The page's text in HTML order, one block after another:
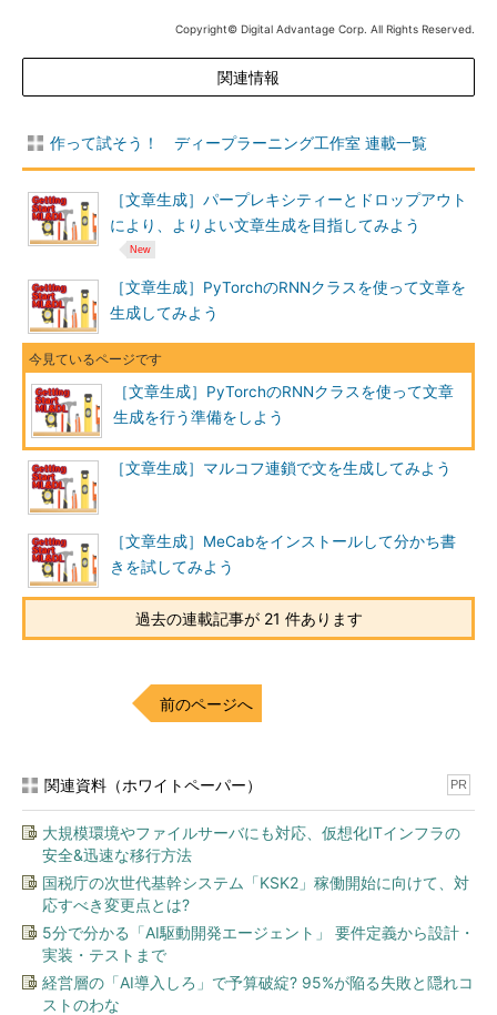
Copyright© Digital Advantage Corp. All Rights Reserved.
関連情報
作って試そう！ ディープラーニング工作室 連載一覧
［文章生成］パープレキシティーとドロップアウト
により、よりよい文章生成を目指してみよう
［文章生成］PyTorchのRNNクラスを使って文章を
生成してみよう
［文章生成］PyTorchのRNNクラスを使って文章
生成を行う準備をしよう
［文章生成］マルコフ連鎖で文を生成してみよう
［文章生成］MeCabをインストールして分かち書
きを試してみよう
過去の連載記事が 21 件あります
前のページへ
関連資料（ホワイトペーパー） PR
大規模環境やファイルサーバにも対応、仮想化ITインフラの
安全&迅速な移行方法
国税庁の次世代基幹システム「KSK2」稼働開始に向けて、対
応すべき変更点とは?
5分で分かる「AI駆動開発エージェント」 要件定義から設計・
実装・テストまで
経営層の「AI導入しろ」で予算破綻? 95%が陥る失敗と隠れコ
ストのわな